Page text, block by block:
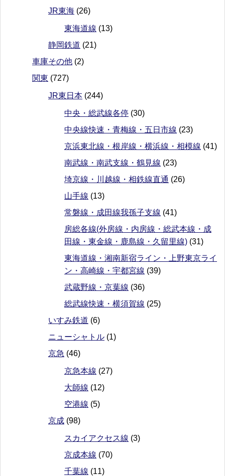
JR東海 (26)
東海道線 (13)
静岡鉄道 (21)
車庫その他 (2)
関東 (727)
JR東日本 (244)
中央・総武線各停 (30)
中央線快速・青梅線・五日市線 (23)
京浜東北線・根岸線・横浜線・相模線 (41)
南武線・南武支線・鶴見線 (23)
埼京線・川越線・相鉄線直通 (26)
山手線 (13)
常磐線・成田線我孫子支線 (41)
房総各線(外房線・内房線・総武本線・成
田線・東金線・鹿島線・久留里線) (31)
東海道線・湘南新宿ライン・上野東京ライ
ン・高崎線・宇都宮線 (39)
武蔵野線・京葉線 (36)
総武線快速・横須賀線 (25)
いすみ鉄道 (6)
ニューシャトル (1)
京急 (46)
京急本線 (27)
大師線 (12)
空港線 (5)
京成 (98)
スカイアクセス線 (3)
京成本線 (70)
千葉線 (11)